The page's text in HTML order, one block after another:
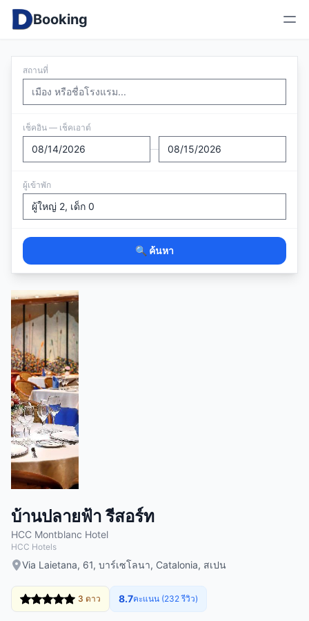
Booking
สถานที่
เช็คอิน — เช็คเอาต์
—
ผู้เข้าพัก
🔍 ค้นหา
บ้านปลายฟ้า รีสอร์ท
HCC Montblanc Hotel
HCC Hotels
Via Laietana, 61, บาร์เซโลนา, Catalonia, สเปน
3 ดาว 8.7คะแนน (232 รีวิว)